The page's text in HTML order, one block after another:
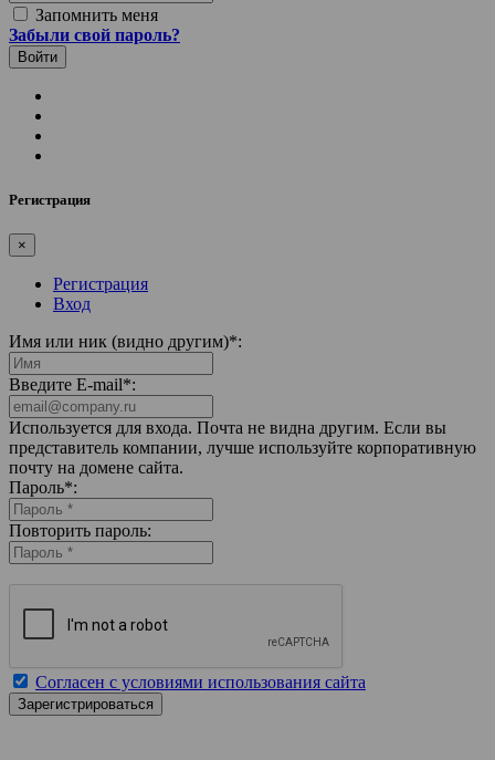
Запомнить меня
Забыли свой пароль?
Регистрация
×
Регистрация
Вход
Имя или ник (видно другим)*:
Введите E-mail*:
Используется для входа. Почта не видна другим. Если вы
представитель компании, лучше используйте корпоративную
почту на домене сайта.
Пароль*:
Повторить пароль:
Согласен с условиями использования сайта